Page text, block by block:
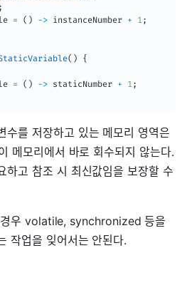
;
= ( ) -> instanceNumber + 1 ;
( )
{
= ( ) -> staticNumber + 1 ;
수를 저장하고 있는 메모리 영역은
메모리에서 바로 회수되지 않는다.
하고 참조 시 최신값임을 보장할 수
경우 volatile, synchronized 등을
작업을 잊어서는 안된다.